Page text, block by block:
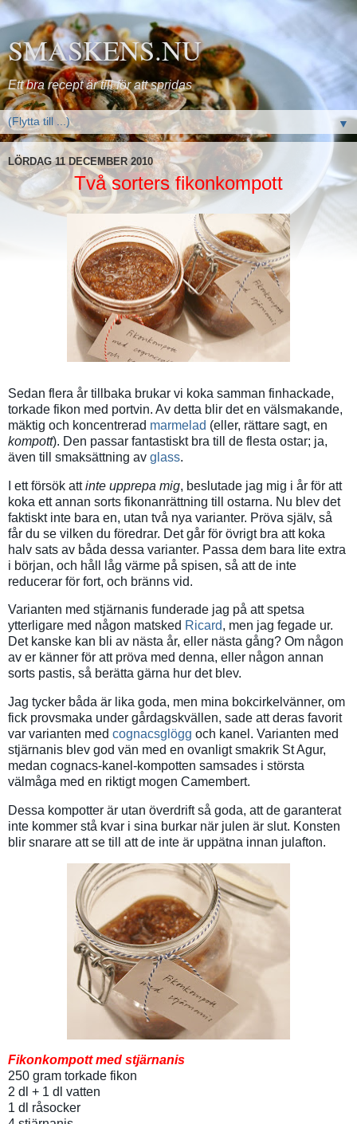
SMASKENS.NU
Ett bra recept är till för att spridas
▼
LÖRDAG 11 DECEMBER 2010
Två sorters fikonkompott
Sedan flera år tillbaka brukar vi koka samman finhackade,
torkade fikon med portvin. Av detta blir det en välsmakande,
mäktig och koncentrerad marmelad (eller, rättare sagt, en
kompott). Den passar fantastiskt bra till de flesta ostar; ja,
även till smaksättning av glass.
I ett försök attinte upprepa mig, beslutade jag mig i år för att
koka ett annan sorts fikonanrättning till ostarna. Nu blev det
faktiskt inte bara en, utan två nya varianter. Pröva själv, så
får du se vilken du föredrar. Det går för övrigt bra att koka
halv sats av båda dessa varianter. Passa dem bara lite extra
i början, och håll låg värme på spisen, så att de inte
reducerar för fort, och bränns vid.
Varianten med stjärnanis funderade jag på att spetsa
ytterligare med någon matsked Ricard, men jag fegade ur.
Det kanske kan bli av nästa år, eller nästa gång? Om någon
av er känner för att pröva med denna, eller någon annan
sorts pastis, så berätta gärna hur det blev.
Jag tycker båda är lika goda, men mina bokcirkelvänner, om
fick provsmaka under gårdagskvällen, sade att deras favorit
var varianten med cognacsglögg och kanel. Varianten med
stjärnanis blev god vän med en ovanligt smakrik St Agur,
medan cognacs-kanel-kompotten samsades i största
välmåga med en riktigt mogen Camembert.
Dessa kompotter är utan överdrift så goda, att de garanterat
inte kommer stå kvar i sina burkar när julen är slut. Konsten
blir snarare att se till att de inte är uppätna innan julafton.
Fikonkompott med stjärnanis
250 gram torkade fikon
2 dl + 1 dl vatten
1 dl råsocker